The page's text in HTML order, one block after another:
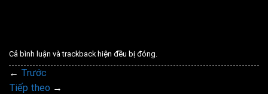
Cả bình luận và trackback hiện đều bị đóng.
← Trước
Tiếp theo →